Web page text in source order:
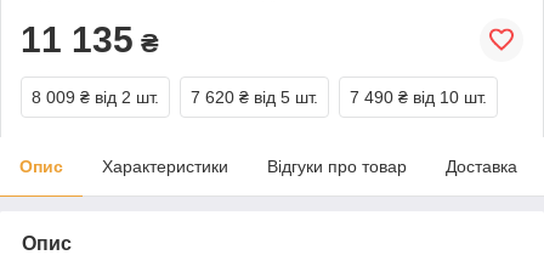
11 135 ₴
8 009 ₴ від 2 шт. 7 620 ₴ від 5 шт. 7 490 ₴ від 10 шт.
Опис Характеристики Відгуки про товар Доставка
Опис